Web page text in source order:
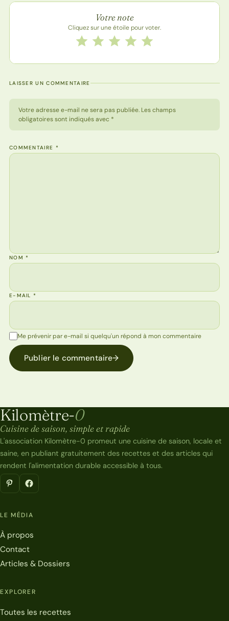
Note de la recette
Votre note
Cliquez sur une étoile pour voter.
Notez cette recette de 1 à 5 étoiles
5 étoiles
4 étoiles
3 étoiles
2 étoiles
1 étoile
LAISSER UN COMMENTAIRE
Votre adresse e-mail ne sera pas publiée. Les champs
obligatoires sont indiqués avec *
COMMENTAIRE *
NOM*
E-MAIL*
Me prévenir par e-mail si quelqu'un répond à mon commentaire
Publier le commentaire→
Kilomètre-0
Kilomètre-0
Cuisine de saison, simple et rapide
L'association Kilomètre-0 promeut une cuisine de saison, locale et
saine, en publiant gratuitement des recettes et des articles qui
rendent l'alimentation durable accessible à tous.
LE MÉDIA
À propos
Contact
Articles & Dossiers
EXPLORER
Toutes les recettes